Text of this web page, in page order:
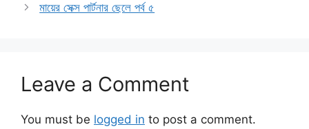
মায়ের সেক্স পার্টনার ছেলে পর্ব ৫
Leave a Comment
You must be logged in to post a comment.